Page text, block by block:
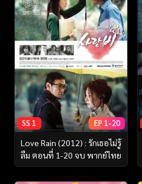
SS 1 EP 1-20
Love Rain (2012) : รักเธอไม่รู้
ลืม ตอนที่ 1-20 จบ พากย์ไทย